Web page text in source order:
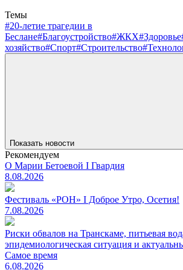
Темы
#20-летие трагедии в
Беслане#Благоустройство#ЖКХ#Здоровье
хозяйство#Спорт#Строительство
Показать новости
Рекомендуем
О Марии Бетоевой I Гвардия
8.08.2026
Фестиваль «РОН» I Доброе Утро, Осетия!
7.08.2026
Риски обвалов на Транскаме, питьевая
эпидемиологическая ситуация и
Самое время
6.08.2026